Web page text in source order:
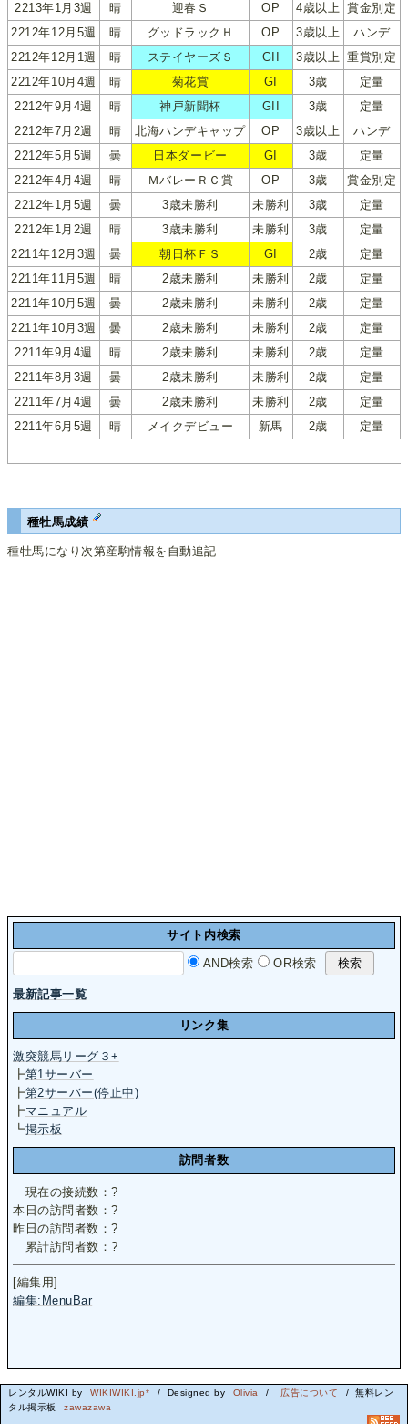
2213年1月3週
晴 迎春Ｓ OP 4歳以上 賞金別定
2212年12月5週
晴 グッドラックＨ OP 3歳以上
ハンデ
2212年12月1週
晴 ステイヤーズＳ GII 3歳以上 重賞別定
2212年10月4週
晴 菊花賞 GI 3歳
定量
2212年9月4週
晴 神戸新聞杯 GII 3歳
定量
2212年7月2週
晴 北海ハンデキャップ OP 3歳以上
ハンデ
2212年5月5週
曇 日本ダービー GI 3歳
定量
2212年4月4週
晴 ＭバレーＲＣ賞 OP 3歳
賞金別定
2212年1月5週
曇 3歳未勝利 未勝利 3歳
定量
2212年1月2週
晴 3歳未勝利 未勝利 3歳
定量
2211年12月3週
曇 朝日杯ＦＳ GI 2歳
定量
2211年11月5週
晴 2歳未勝利 未勝利 2歳
定量
2211年10月5週
曇 2歳未勝利 未勝利 2歳
定量
2211年10月3週
曇 2歳未勝利 未勝利 2歳
定量
2211年9月4週
晴 2歳未勝利 未勝利 2歳
定量
2211年8月3週
曇 2歳未勝利 未勝利 2歳
定量
2211年7月4週
曇 2歳未勝利 未勝利 2歳
定量
2211年6月5週
晴 メイクデビュー 新馬 2歳 定量
種牡馬成績
種牡馬になり次第産駒情報を自動追記
サイト内検索
AND検索 OR検索
最新記事一覧
リンク集
激突競馬リーグ３+
┣第1サーバー
┣第2サーバー(停止中)
┣マニュアル
┗掲示板
訪問者数
現在の接続数：?
本日の訪問者数：?
昨日の訪問者数：?
累計訪問者数：?
[編集用]
編集:MenuBar
レンタルWIKI by WIKIWIKI.jp* / Designed by Olivia / 広告について
/ 無料レン
タル掲示板
zawazawa